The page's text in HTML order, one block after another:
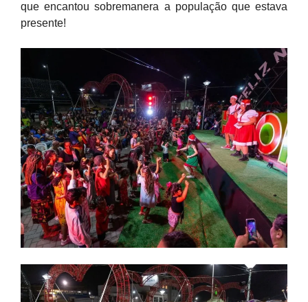
que encantou sobremanera a população que estava
presente!